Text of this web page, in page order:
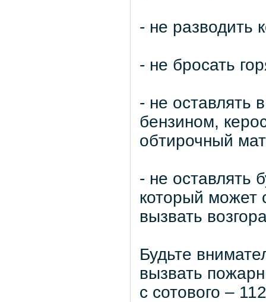
- не разводить
- не бросать
- не оставлять
бензином,
обтирочный
- не оставлять
который может
вызвать
Будьте
вызвать
с сотового –